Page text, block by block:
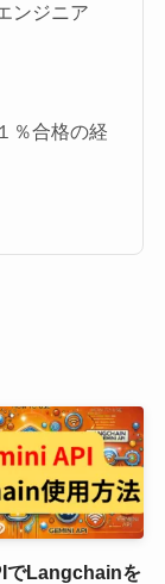
ンジニア
％合格の経
でLangchainを